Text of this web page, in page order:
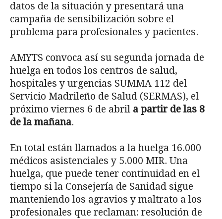
datos de la situación y presentará una
campaña de sensibilización sobre el
problema para profesionales y pacientes.
AMYTS convoca así su segunda jornada de
huelga en todos los centros de salud,
hospitales y urgencias SUMMA 112 del
Servicio Madrileño de Salud (SERMAS), el
próximo viernes 6 de abril a partir de las 8
de la mañana.
En total están llamados a la huelga 16.000
médicos asistenciales y 5.000 MIR. Una
huelga, que puede tener continuidad en el
tiempo si la Consejería de Sanidad sigue
manteniendo los agravios y maltrato a los
profesionales que reclaman: resolución de